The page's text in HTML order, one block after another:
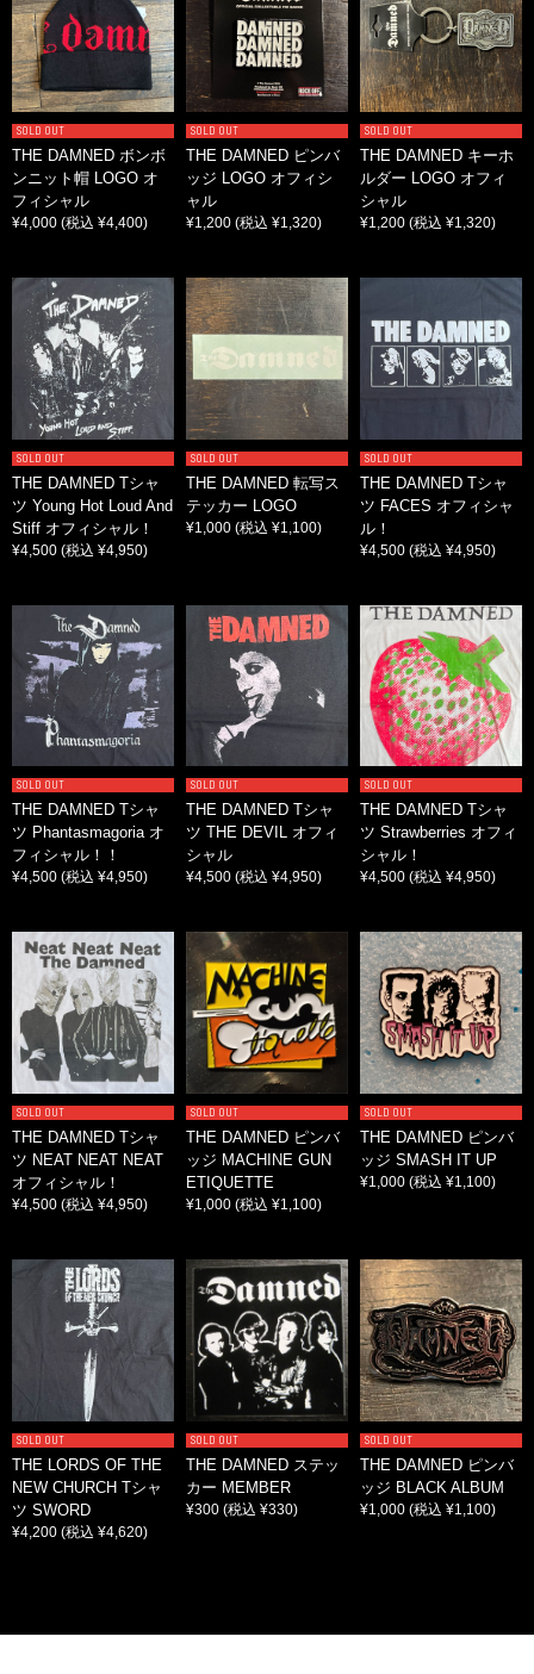
SOLD OUT
THE DAMNED ボンボ
ンニット帽 LOGO オ
フィシャル
¥4,000 (税込 ¥4,400)
SOLD OUT
THE DAMNED ピンバ
ッジ LOGO オフィシ
ャル
¥1,200 (税込 ¥1,320)
SOLD OUT
THE DAMNED キーホ
ルダー LOGO オフィ
シャル
¥1,200 (税込 ¥1,320)
SOLD OUT
THE DAMNED Tシャ
ツ Young Hot Loud And
Stiff オフィシャル！
¥4,500 (税込 ¥4,950)
SOLD OUT
THE DAMNED 転写ス
テッカー LOGO
¥1,000 (税込 ¥1,100)
SOLD OUT
THE DAMNED Tシャ
ツ FACES オフィシャ
ル！
¥4,500 (税込 ¥4,950)
SOLD OUT
THE DAMNED Tシャ
ツ Phantasmagoria オ
フィシャル！！
¥4,500 (税込 ¥4,950)
SOLD OUT
THE DAMNED Tシャ
ツ THE DEVIL オフィ
シャル
¥4,500 (税込 ¥4,950)
SOLD OUT
THE DAMNED Tシャ
ツ Strawberries オフィ
シャル！
¥4,500 (税込 ¥4,950)
SOLD OUT
THE DAMNED Tシャ
ツ NEAT NEAT NEAT
オフィシャル！
¥4,500 (税込 ¥4,950)
SOLD OUT
THE DAMNED ピンバ
ッジ MACHINE GUN
ETIQUETTE
¥1,000 (税込 ¥1,100)
SOLD OUT
THE DAMNED ピンバ
ッジ SMASH IT UP
¥1,000 (税込 ¥1,100)
SOLD OUT
THE LORDS OF THE
NEW CHURCH Tシャ
ツ SWORD
¥4,200 (税込 ¥4,620)
SOLD OUT
THE DAMNED ステッ
カー MEMBER
¥300 (税込 ¥330)
SOLD OUT
THE DAMNED ピンバ
ッジ BLACK ALBUM
¥1,000 (税込 ¥1,100)